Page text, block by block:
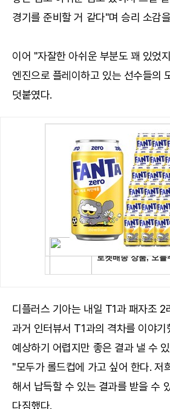
경기를 준비할 거 같다"며 승리 소감
이어 "자잘한 아쉬운 부분도 꽤 있었
엔진으로 플레이하고 있는 선수들의
덧붙였다.
디플러스 기아는 내일 T1과 패자조 2
과거 인터뷰서 T1과의 격차를 이야
예상하기 어렵지만 좋은 결과 낼 수
"모두가 롤드컵에 가고 싶어 한다. 저
해서 납득할 수 있는 결과를 받을 수
다짐했다.